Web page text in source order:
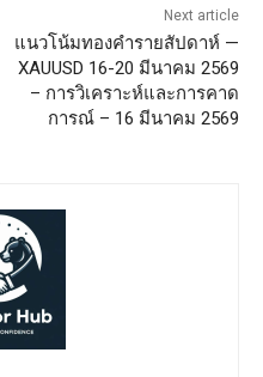
Next article
แนวโน้มทองคำรายสัปดาห์ —
XAUUSD 16-20 มีนาคม 2569
– การวิเคราะห์และการคาด
การณ์ – 16 มีนาคม 2569